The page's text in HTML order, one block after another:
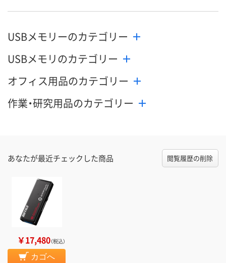
USBメモリーのカテゴリー
USBメモリのカテゴリー
オフィス用品のカテゴリー
作業・研究用品のカテゴリー
あなたが最近チェックした商品 閲覧履歴の削除
￥17,480（税込）
カゴへ